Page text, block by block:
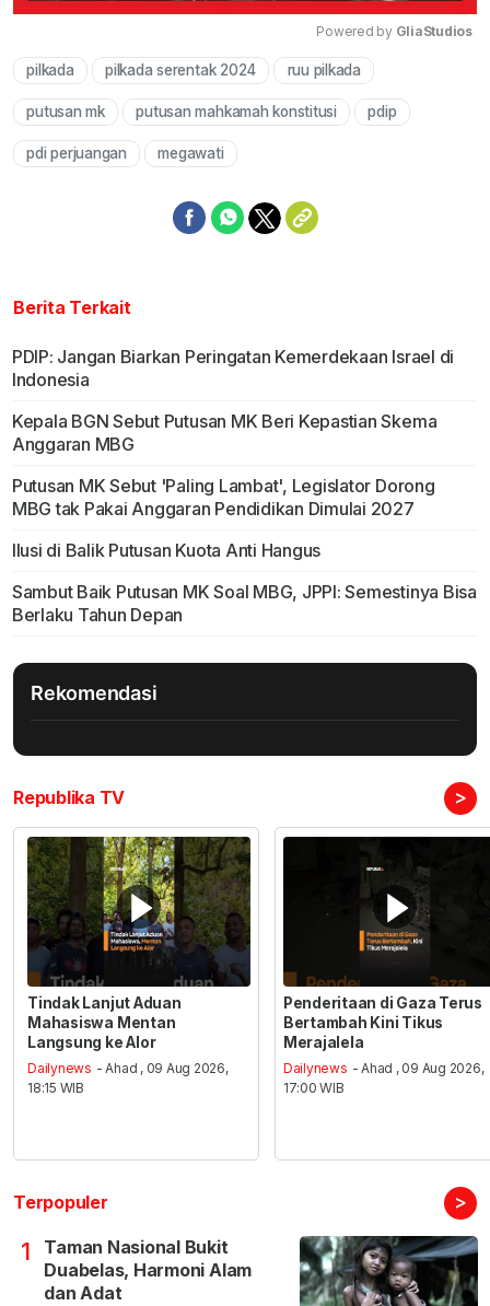
Powered by GliaStudios
pilkada pilkada serentak 2024 ruu pilkada
putusan mk putusan mahkamah konstitusi pdip
pdi perjuangan megawati
Berita Terkait
PDIP: Jangan Biarkan Peringatan Kemerdekaan Israel di
Indonesia
Kepala BGN Sebut Putusan MK Beri Kepastian Skema
Anggaran MBG
Putusan MK Sebut 'Paling Lambat', Legislator Dorong
MBG tak Pakai Anggaran Pendidikan Dimulai 2027
Ilusi di Balik Putusan Kuota Anti Hangus
Sambut Baik Putusan MK Soal MBG, JPPI: Semestinya Bisa
Berlaku Tahun Depan
Rekomendasi
Republika TV >
Tindak Lanjut Aduan
Mahasiswa Mentan
Langsung ke Alor
Dailynews - Ahad , 09 Aug 2026,
18:15 WIB
Penderitaan di Gaza Terus
Bertambah Kini Tikus
Merajalela
Dailynews - Ahad , 09 Aug 2026,
17:00 WIB
Terpopuler >
1
Taman Nasional Bukit
Duabelas, Harmoni Alam
dan Adat